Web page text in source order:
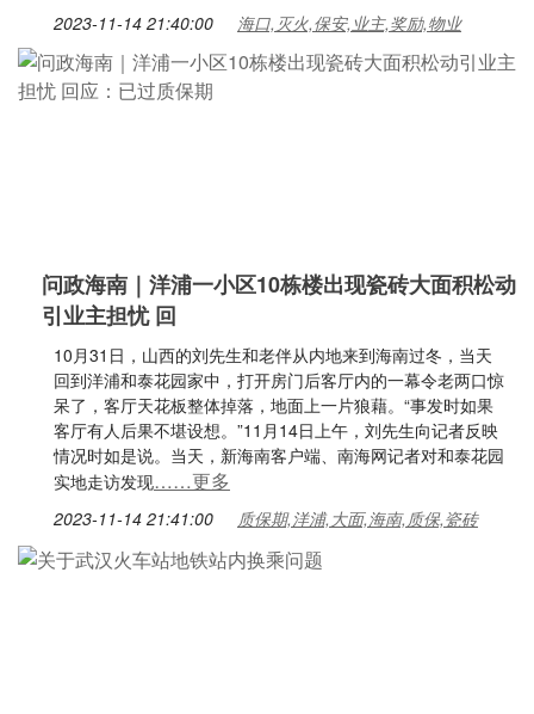
2023-11-14 21:40:00 海口,灭火,保安,业主,奖励,物业
问政海南｜洋浦一小区10栋楼出现瓷砖大面积松动
引业主担忧 回
10月31日，山西的刘先生和老伴从内地来到海南过冬，当天
回到洋浦和泰花园家中，打开房门后客厅内的一幕令老两口惊
呆了，客厅天花板整体掉落，地面上一片狼藉。“事发时如果
客厅有人后果不堪设想。”11月14日上午，刘先生向记者反映
情况时如是说。当天，新海南客户端、南海网记者对和泰花园
实地走访发现……更多
2023-11-14 21:41:00 质保期,洋浦,大面,海南,质保,瓷砖